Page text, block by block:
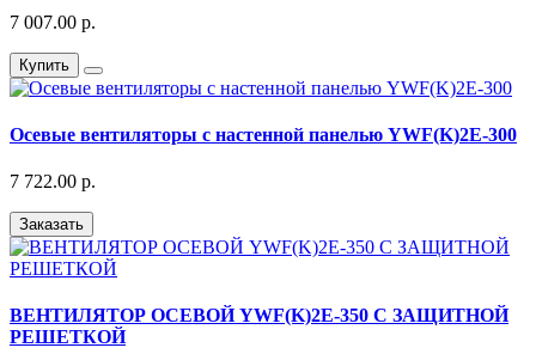
7 007.00 р.
Купить
Осевые вентиляторы с настенной панелью YWF(K)2E-300
7 722.00 р.
Заказать
ВЕНТИЛЯТОР ОСЕВОЙ YWF(K)2E-350 С ЗАЩИТНОЙ
РЕШЕТКОЙ